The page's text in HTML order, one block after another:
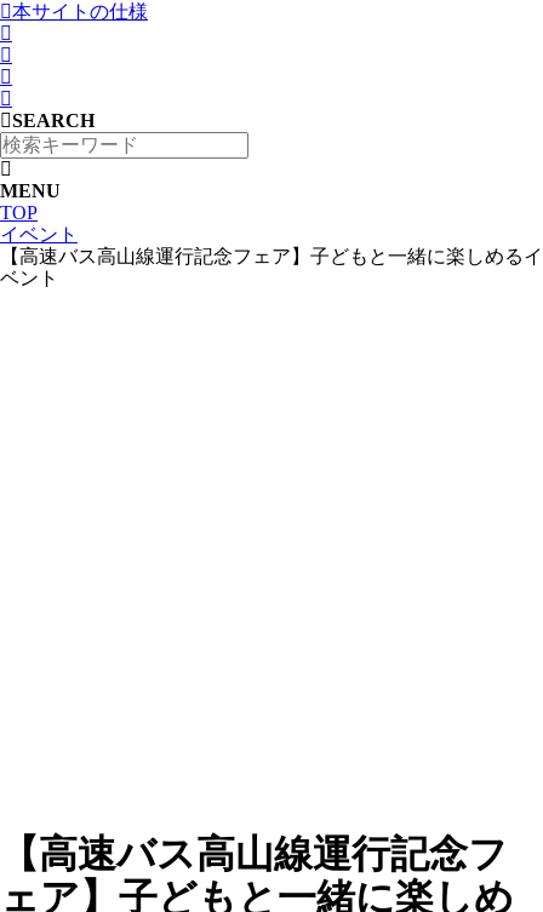
本サイトの仕様
SEARCH
MENU
TOP
イベント
【高速バス高山線運行記念フェア】子どもと一緒に楽しめるイ
ベント
【高速バス高山線運行記念フ
ェア】子どもと一緒に楽しめ